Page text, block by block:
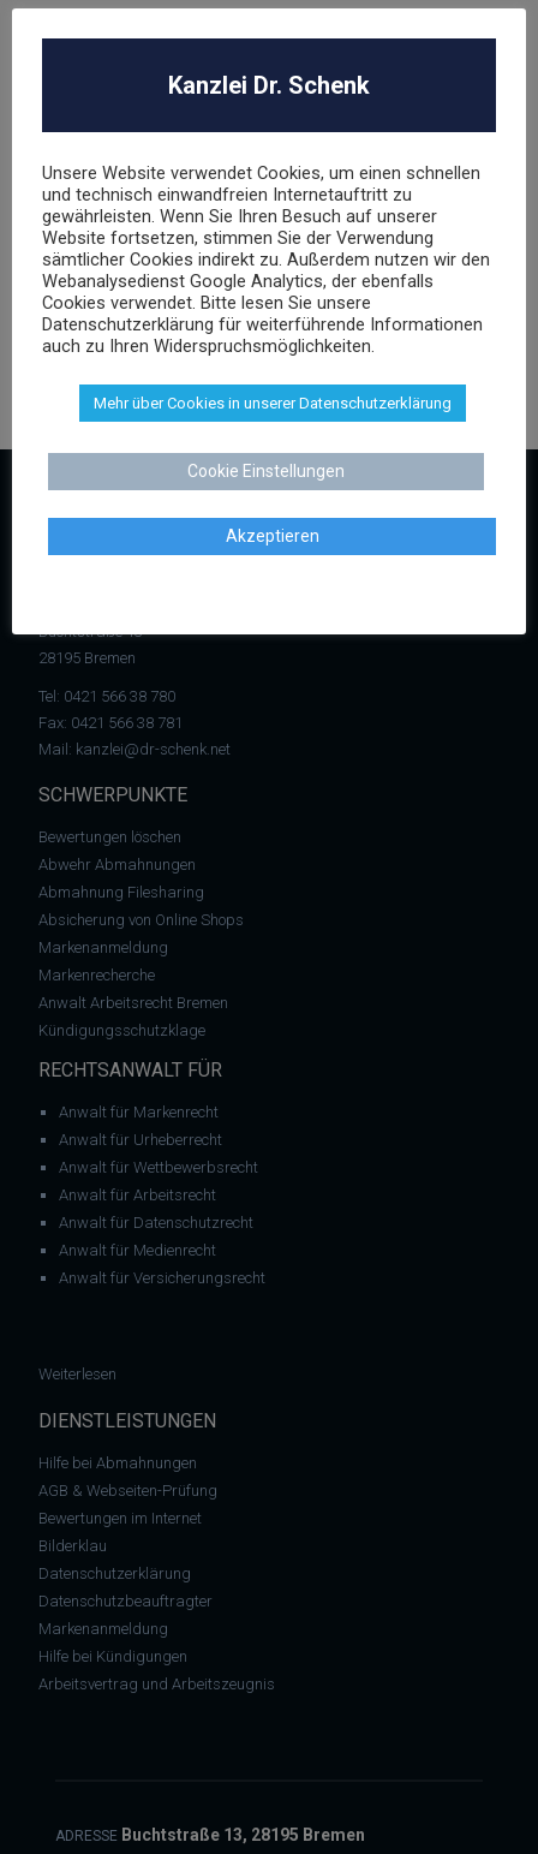
Presserecht
Urheberrecht
Veranstaltungsrecht
Versicherungsrecht
Vertragsrecht
Wettbewerbsrecht
Buchtstraße 13
28195 Bremen
Tel: 0421 566 38 780
Fax: 0421 566 38 781
Mail: kanzlei@dr-schenk.net
SCHWERPUNKTE
Bewertungen löschen
Abwehr Abmahnungen
Abmahnung Filesharing
Absicherung von Online Shops
Markenanmeldung
Markenrecherche
Anwalt Arbeitsrecht Bremen
Kündigungsschutzklage
RECHTSANWALT FÜR
Anwalt für Markenrecht
Anwalt für Urheberrecht
Anwalt für Wettbewerbsrecht
Anwalt für Arbeitsrecht
Anwalt für Datenschutzrecht
Anwalt für Medienrecht
Anwalt für Versicherungsrecht
Weiterlesen
DIENSTLEISTUNGEN
Hilfe bei Abmahnungen
AGB & Webseiten-Prüfung
Bewertungen im Internet
Bilderklau
Datenschutzerklärung
Datenschutzbeauftragter
Markenanmeldung
Hilfe bei Kündigungen
Arbeitsvertrag und Arbeitszeugnis
ADRESSE Buchtstraße 13, 28195 Bremen
Kanzlei Dr. Schenk
Unsere Website verwendet Cookies, um einen schnellen
und technisch einwandfreien Internetauftritt zu
gewährleisten. Wenn Sie Ihren Besuch auf unserer
Website fortsetzen, stimmen Sie der Verwendung
sämtlicher Cookies indirekt zu. Außerdem nutzen wir den
Webanalysedienst Google Analytics, der ebenfalls
Cookies verwendet. Bitte lesen Sie unsere
Datenschutzerklärung für weiterführende Informationen
auch zu Ihren Widerspruchsmöglichkeiten.
Mehr über Cookies in unserer Datenschutzerklärung
Cookie Einstellungen
Akzeptieren